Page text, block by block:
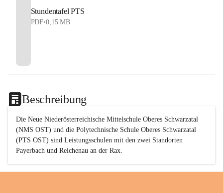
Stundentafel PTS
PDF•0,15 MB
Beschreibung
Die Neue Niederösterreichische Mittelschule Oberes Schwarzatal
(NMS OST) und die Polytechnische Schule Oberes Schwarzatal
(PTS OST) sind Leistungsschulen mit den zwei Standorten
Payerbach und Reichenau an der Rax.